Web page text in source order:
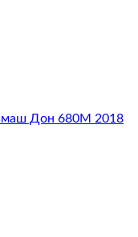
Дон 680М 2018